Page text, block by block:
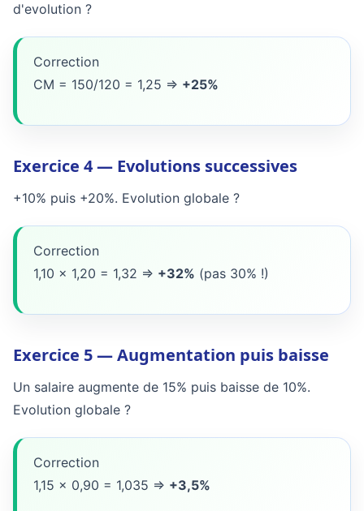
d'evolution ?
Correction
CM = 150/120 = 1,25 => +25%
Exercice 4 — Evolutions successives
+10% puis +20%. Evolution globale ?
Correction
1,10 x 1,20 = 1,32 => +32% (pas 30% !)
Exercice 5 — Augmentation puis baisse
Un salaire augmente de 15% puis baisse de 10%.
Evolution globale ?
Correction
1,15 x 0,90 = 1,035 => +3,5%